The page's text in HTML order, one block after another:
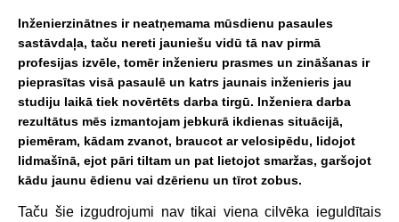
Inženierzinātnes ir neatņemama mūsdienu pasaules
sastāvdaļa, taču nereti jauniešu vidū tā nav pirmā
profesijas izvēle, tomēr inženieru prasmes un zināšanas ir
pieprasītas visā pasaulē un katrs jaunais inženieris jau
studiju laikā tiek novērtēts darba tirgū. Inženiera darba
rezultātus mēs izmantojam jebkurā ikdienas situācijā,
piemēram, kādam zvanot, braucot ar velosipēdu, lidojot
lidmašīnā, ejot pāri tiltam un pat lietojot smaržas, garšojot
kādu jaunu ēdienu vai dzērienu un tīrot zobus.
Taču šie izgudrojumi nav tikai viena cilvēka ieguldītais